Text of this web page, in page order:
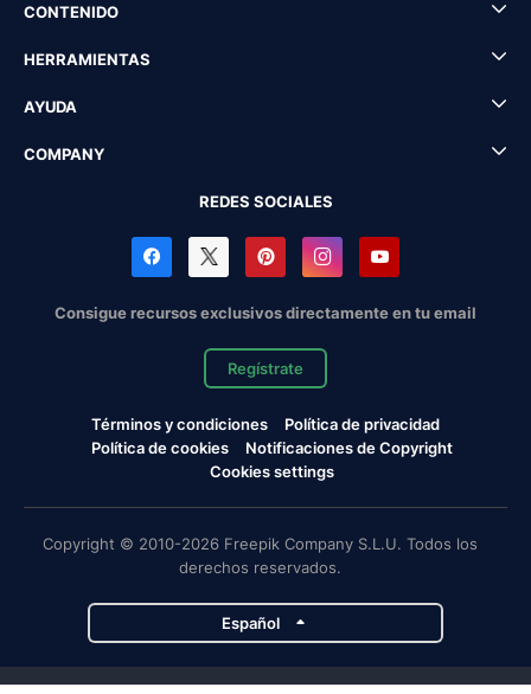
CONTENIDO
HERRAMIENTAS
AYUDA
COMPANY
REDES SOCIALES
Consigue recursos exclusivos directamente en tu email
Regístrate
Términos y condiciones
Política de privacidad
Política de cookies
Notificaciones de Copyright
Cookies settings
Copyright © 2010-2026 Freepik Company S.L.U. Todos los
derechos reservados.
Español